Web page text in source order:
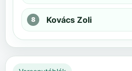
Kovács Zoli